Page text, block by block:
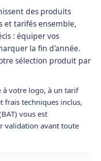
des produits
et tarifés ensemble,
: équiper vos
la fin d'année.
sélection produit par
à votre logo, à un tarif
frais techniques inclus,
vous est
validation avant toute